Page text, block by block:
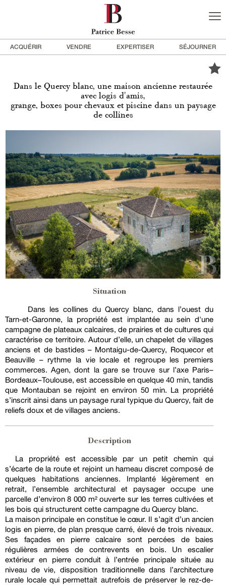
ACQUÉRIR VENDRE EXPERTISER SÉJOURNER
Dans le Quercy blanc, une maison ancienne restaurée
avec logis d'amis,
grange, boxes pour chevaux et piscine dans un paysage
de collines
Situation
Dans les collines du Quercy blanc, dans l’ouest du
Tarn-et-Garonne, la propriété est implantée au sein d'une
campagne de plateaux calcaires, de prairies et de cultures qui
caractérise ce territoire. Autour d’elle, un chapelet de villages
anciens et de bastides – Montaigu-de-Quercy, Roquecor et
Beauville – rythme la vie locale et regroupe les premiers
commerces. Agen, dont la gare se trouve sur l’axe Paris–
Bordeaux–Toulouse, est accessible en quelque 40 min, tandis
que Montauban se rejoint en environ 50 min. La propriété
s’inscrit ainsi dans un paysage rural typique du Quercy, fait de
reliefs doux et de villages anciens.
Description
La propriété est accessible par un petit chemin qui
s’écarte de la route et rejoint un hameau discret composé de
quelques habitations anciennes. Implanté légèrement en
retrait, l’ensemble architectural et paysager occupe une
parcelle d’environ 8 000 m² ouverte sur les terres cultivées et
les bois qui structurent cette campagne du Quercy blanc.
La maison principale en constitue le cœur. Il s’agit d’un ancien
logis en pierre, de plan presque carré, élevé de trois niveaux.
Ses façades en pierre calcaire sont percées de baies
régulières armées de contrevents en bois. Un escalier
extérieur en pierre conduit à l’entrée principale située au
niveau de vie, disposition traditionnelle dans l’architecture
rurale locale qui permettait autrefois de préserver le rez-de-